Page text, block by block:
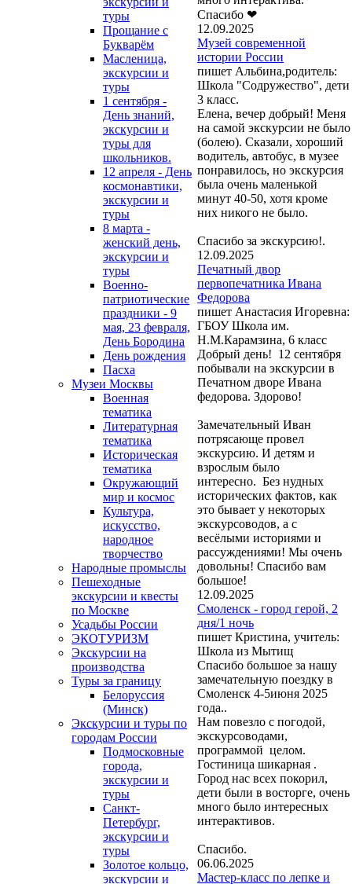
туры
Прощание с
Букварём
Масленица,
экскурсии и
туры
1 сентября -
День знаний,
экскурсии и
туры для
школьников.
12 апреля - День
космонавтики,
экскурсии и
туры
8 марта -
женский день,
экскурсии и
туры
Военно-
патриотические
праздники - 9
мая, 23 февраля,
День Бородина
День рождения
Пасха
Музеи Москвы
Военная
тематика
Литературная
тематика
Историческая
тематика
Окружающий
мир и космос
Культура,
искусство,
народное
творчество
Народные промыслы
Пешеходные
экскурсии и квесты
по Москве
Усадьбы России
ЭКОТУРИЗМ
Экскурсии на
производства
Туры за границу
Белоруссия
(Минск)
Экскурсии и туры по
городам России
Подмосковные
города,
экскурсии и
туры
Санкт-
Петербург,
экскурсии и
туры
Золотое кольцо,
экскурсии и
Спасибо ❤
12.09.2025
Музей современной
истории России
пишет Альбина,родитель:
Школа "Содружество", дети
3 класс.
Елена, вечер добрый! Меня
на самой экскурсии не было
(болею). Сказали, хороший
водитель, автобус, в музее
понравилось, но экскурсия
была очень маленькой
минут 40-50, хотя кроме
них никого не было.
Спасибо за экскурсию!.
12.09.2025
Печатный двор
первопечатника Ивана
Федорова
пишет Анастасия Игоревна:
ГБОУ Школа им.
Н.М.Карамзина, 6 класс
Добрый день! 12 сентября
побывали на экскурсии в
Печатном дворе Ивана
федорова. Здорово!
Замечательный Иван
потрясающе провел
экскурсию. И детям и
взрослым было
интересно. Без нудных
исторических фактов, как
это бывает у некоторых
экскурсоводов, а с
весёлыми историями и
рассуждениями! Мы очень
довольны! Спасибо вам
большое!
12.09.2025
Смоленск - город герой, 2
дня/1 ночь
пишет Кристина, учитель:
Школа из Мытищ
Спасибо большое за нашу
замечательную поездку в
Смоленск 4-5июня 2025
года..
Нам повезло с погодой,
экскурсоводами,
программой целом.
Гостиница шикарная .
Город нас всех покорил,
дети были в восторге, очень
много было интересных
интерактивов.
Спасибо.
06.06.2025
Мастер-класс по лепке и